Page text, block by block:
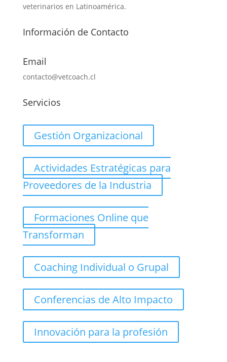
veterinarios en Latinoamérica.
Información de Contacto
Email
contacto@vetcoach.cl
Servicios
Gestión Organizacional
Actividades Estratégicas para
Proveedores de la Industria
Formaciones Online que
Transforman
Coaching Individual o Grupal
Conferencias de Alto Impacto
Innovación para la profesión